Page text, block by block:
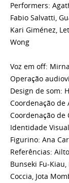
Performers:
Fabio Salvatti,
Kari Giménez,
Wong
Voz em off:
Operação
Design de som:
Coordenação de
Coordenação de
Identidade
Figurino: Ana
Referências:
Bunseki Fu-
Coccia, Jota